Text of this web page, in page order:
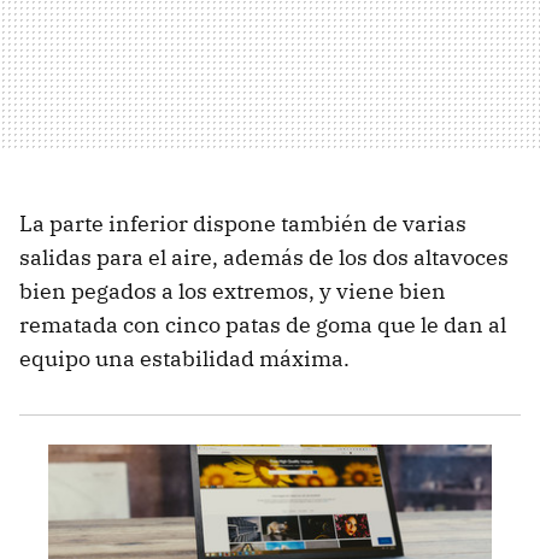
La parte inferior dispone también de varias
salidas para el aire, además de los dos altavoces
bien pegados a los extremos, y viene bien
rematada con cinco patas de goma que le dan al
equipo una estabilidad máxima.